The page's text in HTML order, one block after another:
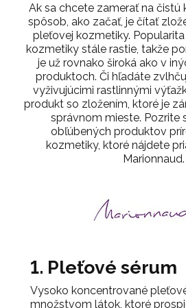
Ak sa chcete zamerať na čistú
spôsob, ako začať, je čítať
pleťovej kozmetiky.
kozmetiky stále rastie, takže
je už rovnako široká ako v
produktoch. Či hľadáte
vyživujúcimi rastlinnými
produkt so zložením, ktoré je
správnom mieste. Pozrite
obľúbených produktov
kozmetiky, ktoré nájdete
Marionnaud.
1. Pleťové sérum
Vysoko koncentrované
množstvom látok, ktoré